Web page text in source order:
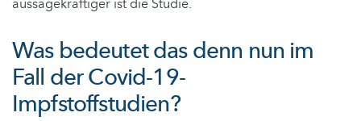
aussagekräftiger ist die Studie.
Was bedeutet das denn nun im
Fall der Covid-19-
Impfstoffstudien?